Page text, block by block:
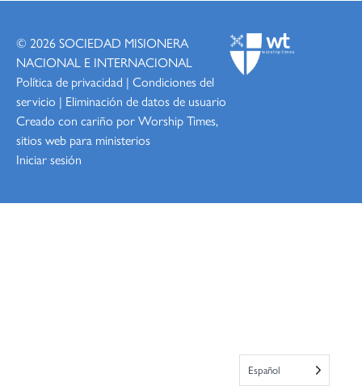
© 2026SOCIEDAD MISIONERA
NACIONAL E INTERNACIONAL
Política de privacidad | Condiciones del
servicio | Eliminación de datos de usuario
Creado con cariño por WorshipTimes,
sitios web para ministerios
Iniciar sesión
Español